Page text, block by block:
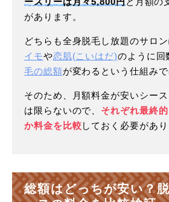
があります。
どちらも全身脱毛し放題のサロン
イモや恋肌(こいはだ)のように回
毛の総額が変わるという仕組みで
そのため、月額料金が安いシー
は限らないので、 それぞれ最終
か料金を比較しておく必要があり
総額はどっちが安い？